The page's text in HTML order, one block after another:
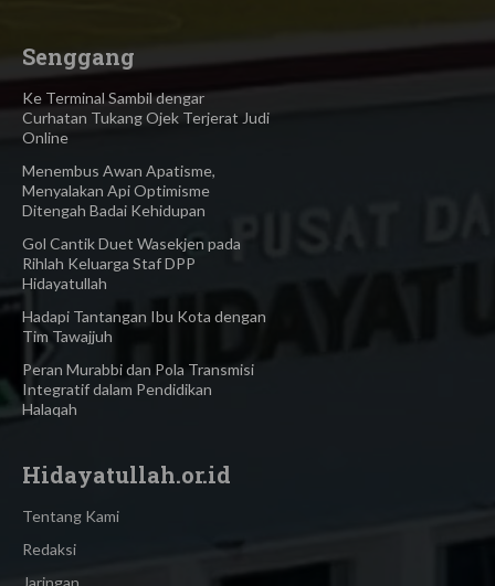
Senggang
Ke Terminal Sambil dengar
Curhatan Tukang Ojek Terjerat Judi
Online
Menembus Awan Apatisme,
Menyalakan Api Optimisme
Ditengah Badai Kehidupan
Gol Cantik Duet Wasekjen pada
Rihlah Keluarga Staf DPP
Hidayatullah
Hadapi Tantangan Ibu Kota dengan
Tim Tawajjuh
Peran Murabbi dan Pola Transmisi
Integratif dalam Pendidikan
Halaqah
Hidayatullah.or.id
Tentang Kami
Redaksi
Jaringan